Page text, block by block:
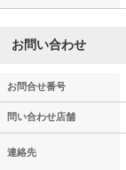
お問い合わせ
お問合せ番号
問い合わせ店舗
連絡先